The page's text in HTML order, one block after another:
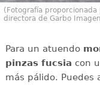
(Fotografía
directora de Garbo
Para un atuendo
pinzas fucsia con
más pálido. Puedes